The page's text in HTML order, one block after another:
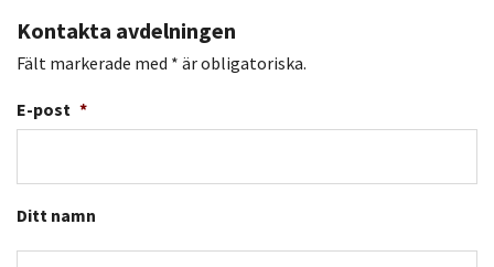
Kontakta avdelningen
Fält markerade med * är obligatoriska.
E-post *
Ditt namn